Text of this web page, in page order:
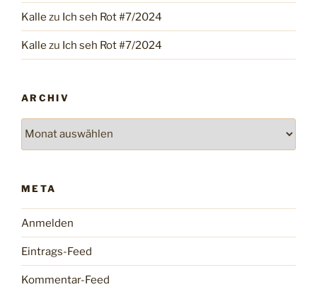
Kalle zu Ich seh Rot #7/2024
Kalle zu Ich seh Rot #7/2024
ARCHIV
META
Anmelden
Eintrags-Feed
Kommentar-Feed